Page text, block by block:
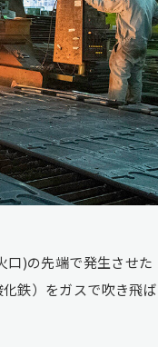
口)の先端で発生させた
鉄）をガスで吹き飛ば